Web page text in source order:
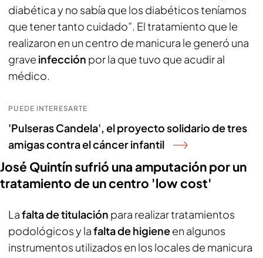
diabética y no sabía que los diabéticos teníamos
que tener tanto cuidado”. El tratamiento que le
realizaron en un centro de manicura le generó una
grave infección por la que tuvo que acudir al
médico.
PUEDE INTERESARTE
'Pulseras Candela', el proyecto solidario de tres
amigas contra el cáncer infantil
José Quintín sufrió una amputación por un
tratamiento de un centro 'low cost'
Lafalta de titulación para realizar tratamientos
podológicos y lafalta de higieneen algunos
instrumentos utilizados en los locales de manicura